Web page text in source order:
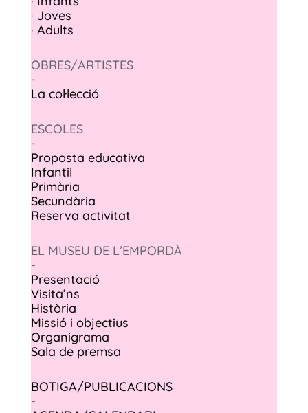
· Joves
· Adults
OBRES/ARTISTES
-
La col·lecció
ESCOLES
-
Proposta educativa
Infantil
Primària
Secundària
Reserva activitat
EL MUSEU DE L’EMPORDÀ
-
Presentació
Visita’ns
Història
Missió i objectius
Organigrama
Sala de premsa
BOTIGA/PUBLICACIONS
-